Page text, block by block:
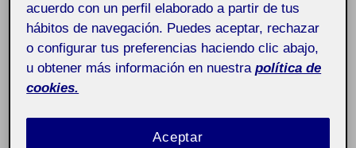
acuerdo con un perfil elaborado a partir de tus
hábitos de navegación. Puedes aceptar, rechazar
o configurar tus preferencias haciendo clic abajo,
u obtener más información en nuestra política de
cookies.
Aceptar